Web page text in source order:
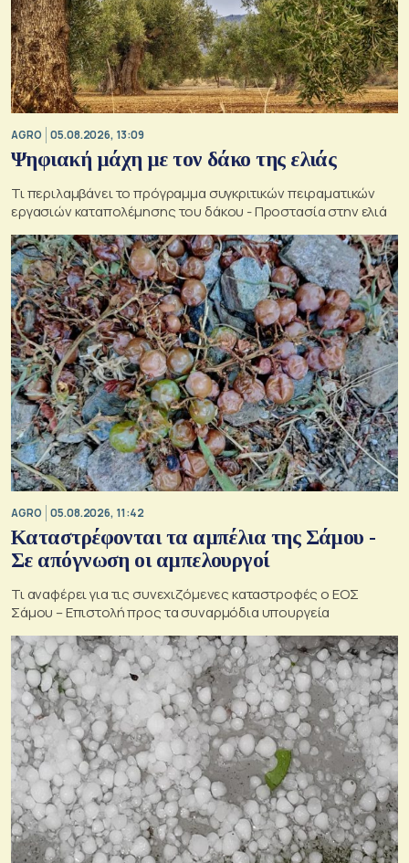
AGRO 05.08.2026, 13:09
Ψηφιακή μάχη με τον δάκο της ελιάς
Τι περιλαμβάνει το πρόγραμμα συγκριτικών πειραματικών
εργασιών καταπολέμησης του δάκου - Προστασία στην ελιά
AGRO 05.08.2026, 11:42
Καταστρέφονται τα αμπέλια της Σάμου -
Σε απόγνωση οι αμπελουργοί
Τι αναφέρει για τις συνεχιζόμενες καταστροφές ο ΕΟΣ
Σάμου – Επιστολή προς τα συναρμόδια υπουργεία